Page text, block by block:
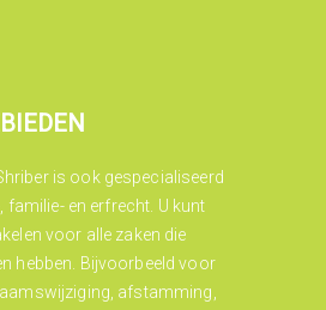
is ook gespecialiseerd
familie- en erfrecht. U kunt
voor alle zaken die
hebben. Bijvoorbeeld voor
afstamming,